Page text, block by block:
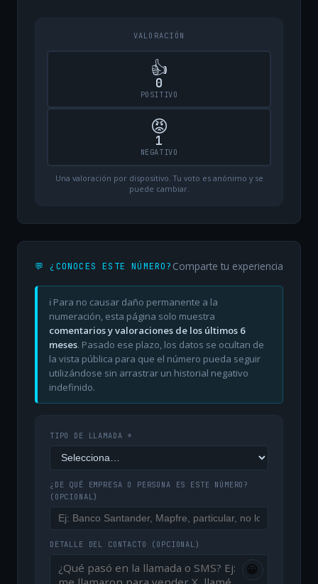
VALORACIÓN
👍
0
POSITIVO
😡
1
NEGATIVO
Una valoración por dispositivo. Tu voto es anónimo y se
puede cambiar.
💬 ¿CONOCES ESTE NÚMERO? Comparte tu experiencia
ℹ️ Para no causar daño permanente a la
numeración, esta página solo muestra
comentarios y valoraciones de los últimos 6
meses. Pasado ese plazo, los datos se ocultan de
la vista pública para que el número pueda seguir
utilizándose sin arrastrar un historial negativo
indefinido.
TIPO DE LLAMADA *
¿DE QUÉ EMPRESA O PERSONA ES ESTE NÚMERO?
(OPCIONAL)
DETALLE DEL CONTACTO (OPCIONAL)
😀